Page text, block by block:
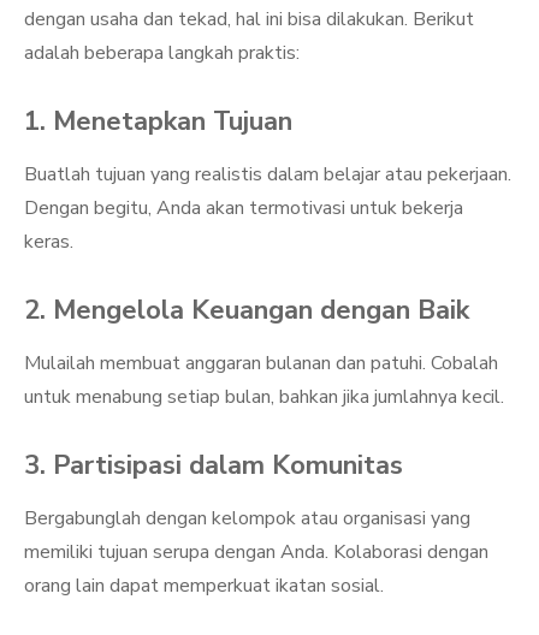
dengan usaha dan tekad, hal ini bisa dilakukan. Berikut
adalah beberapa langkah praktis:
1. Menetapkan Tujuan
Buatlah tujuan yang realistis dalam belajar atau pekerjaan.
Dengan begitu, Anda akan termotivasi untuk bekerja
keras.
2. Mengelola Keuangan dengan Baik
Mulailah membuat anggaran bulanan dan patuhi. Cobalah
untuk menabung setiap bulan, bahkan jika jumlahnya kecil.
3. Partisipasi dalam Komunitas
Bergabunglah dengan kelompok atau organisasi yang
memiliki tujuan serupa dengan Anda. Kolaborasi dengan
orang lain dapat memperkuat ikatan sosial.